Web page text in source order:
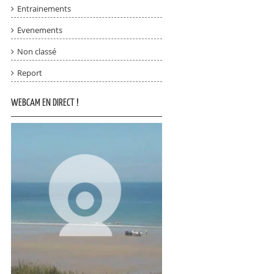
Entrainements
Evenements
Non classé
Report
WEBCAM EN DIRECT !